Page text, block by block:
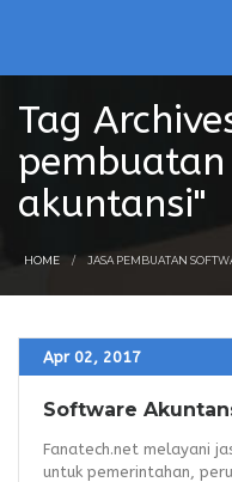
Tag
akuntansi"
HOME JASA PEMBUATAN
Apr 02, 2017
Software
Fanatech.net melayani
untuk pemerintahan,